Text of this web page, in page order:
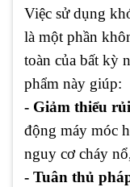
Việc sử dụng
là một phần
toàn của bất kỳ
phẩm này giúp:
- Giảm thiểu
động máy móc
nguy cơ cháy
- Tuân thủ